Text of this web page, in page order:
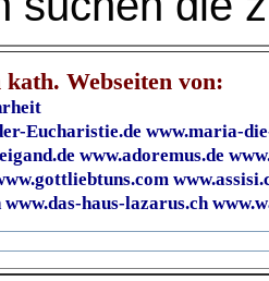
kath. Webseiten von:
Eucharistie.de www.maria-
www.adoremus.de
www.das-haus-lazarus.ch